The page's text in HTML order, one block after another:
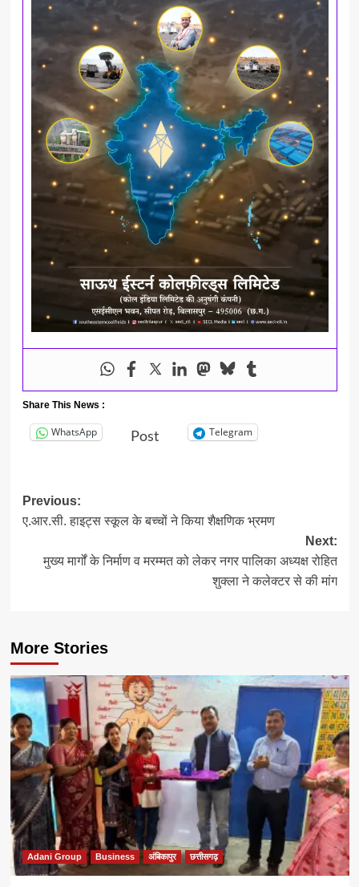
Share This News :
WhatsApp Post Telegram
Post
navigation
Previous:
ए.आर.सी. हाइट्स स्कूल के बच्चों ने किया शैक्षणिक भ्रमण
Next:
मुख्य मार्गों के निर्माण व मरम्मत को लेकर नगर पालिका अध्यक्ष रोहित
शुक्ला ने कलेक्टर से की मांग
More Stories
Adani Group Business अंबिकापुर छत्तीसगढ़